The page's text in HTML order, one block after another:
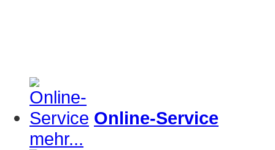
Online-Service
mehr...